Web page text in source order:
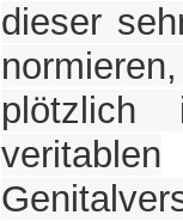
dieser
veritablen